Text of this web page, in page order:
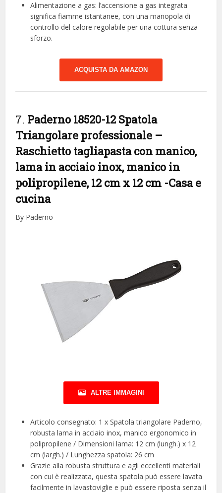
Alimentazione a gas: l’accensione a gas integrata
significa fiamme istantanee, con una manopola di
controllo del calore regolabile per una cottura senza
sforzo.
ACQUISTA DA AMAZON
7. Paderno 18520-12 Spatola
Triangolare professionale –
Raschietto tagliapasta con manico,
lama in acciaio inox, manico in
polipropilene, 12 cm x 12 cm -Casa e
cucina
By Paderno
ALTRE IMMAGINI
Articolo consegnato: 1 x Spatola triangolare Paderno,
robusta lama in acciaio inox, manico ergonomico in
polipropilene / Dimensioni lama: 12 cm (lungh.) x 12
cm (largh.) / Lunghezza spatola: 26 cm
Grazie alla robusta struttura e agli eccellenti materiali
con cui è realizzata, questa spatola può essere lavata
facilmente in lavastoviglie e può essere riposta senza il